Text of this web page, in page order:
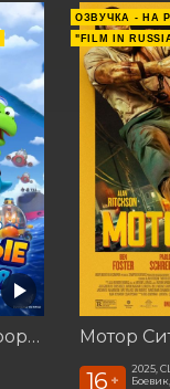
Пингвинёнок Пороро: Подводные приключения
ОЗВУЧКА - НА
"FILM IN
Мотор
16 +
2025,